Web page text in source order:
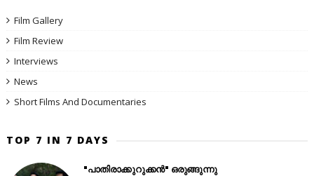
Film Gallery
Film Review
Interviews
News
Short Films And Documentaries
TOP 7 IN 7 DAYS
"പാതിരാക്കുറുക്കൻ" ഒരുങ്ങുന്നു